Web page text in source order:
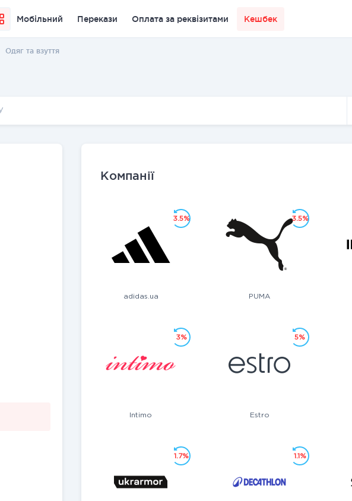
Мобільний Перекази Оплата за реквізитами Кешбек
Одяг та взуття
Компанії
adidas.ua
3.5%
PUMA
3.5%
Intimo
3%
Estro
5%
1.7% 1.1%